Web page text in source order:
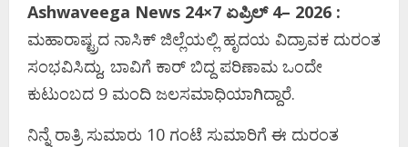
Ashwaveega News 24×7 ಏಪ್ರಿಲ್‌ 4– 2026 :
ಮಹಾರಾಷ್ಟ್ರದ ನಾಸಿಕ್ ಜಿಲ್ಲೆಯಲ್ಲಿ ಹೃದಯ ವಿದ್ರಾವಕ ದುರಂತ
ಸಂಭವಿಸಿದ್ದು, ಬಾವಿಗೆ ಕಾರ್‌ ಬಿದ್ದ ಪರಿಣಾಮ ಒಂದೇ
ಕುಟುಂಬದ 9 ಮಂದಿ ಜಲಸಮಾಧಿಯಾಗಿದ್ದಾರೆ.
ನಿನ್ನೆ ರಾತ್ರಿ ಸುಮಾರು 10 ಗಂಟೆ ಸುಮಾರಿಗೆ ಈ ದುರಂತ